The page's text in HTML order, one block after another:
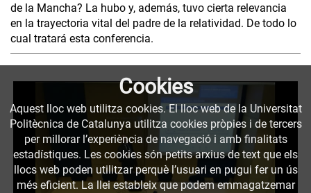
de la Mancha? La hubo y, además, tuvo cierta relevancia
en la trayectoria vital del padre de la relatividad. De todo lo
cual tratará esta conferencia.
Cookies
Aquest lloc web utilitza cookies. El lloc web de la Universitat
Politècnica de Catalunya utilitza cookies pròpies i de tercers
per millorar l’experiència de navegació i amb finalitats
estadístiques. Les cookies són petits arxius de text que els
llocs web poden utilitzar perquè l’usuari en pugui fer un ús
més eficient. La llei estableix que podem emmagatzemar